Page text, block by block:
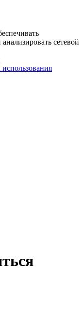
сетевой